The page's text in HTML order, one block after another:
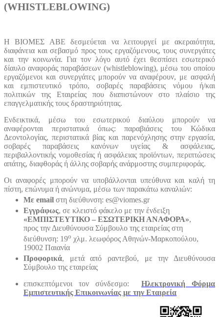
(WHISTLEBLOWING)
Η ΒΙΟΜΕΣ ΑΒΕ δεσμεύεται να λειτουργεί με ακεραιότητα,
διαφάνεια και σεβασμό προς τους εργαζόμενους, τους συνεργάτες
και την κοινωνία. Για τον λόγο αυτό έχει θεσπίσει εσωτερικό
δίαυλο αναφοράς παραβάσεων (whistleblowing), μέσω του οποίου
εργαζόμενοι και συνεργάτες μπορούν να αναφέρουν, με ασφαλή
και εμπιστευτικό τρόπο, σοβαρές παραβάσεις νόμου ή/και
πολιτικών της Εταιρείας που διαπιστώνουν στο πλαίσιο της
επαγγελματικής τους δραστηριότητας.
Ενδεικτικά, μέσω του εσωτερικού διαύλου μπορούν να
αναφέρονται περιστατικά όπως: παραβιάσεις του Κώδικα
Δεοντολογίας, περιστατικά βίας και παρενόχλησης στην εργασία,
σοβαρές παραβάσεις κανόνων υγείας & ασφάλειας,
περιβαλλοντικής νομοθεσίας ή ασφάλειας προϊόντων, περιπτώσεις
απάτης, διαφθοράς ή άλλης σοβαρής ανάρμοστης συμπεριφοράς.
Οι αναφορές μπορούν να υποβάλλονται υπεύθυνα και καλή τη
πίστη, επώνυμα ή ανώνυμα, μέσω των παρακάτω καναλιών:
Με email στη διεύθυνση: es@viomes.gr
Εγγράφως, σε κλειστό φάκελο με την ένδειξη
«ΕΜΠΙΣΤΕΥΤΙΚΟ – ΕΣΩΤΕΡΙΚΗ ΑΝΑΦΟΡΑ»,
προς την Διευθύνουσα Σύμβουλο της εταιρείας στη
διεύθυνση: 19ο χλμ. λεωφόρος Αθηνών-Μαρκοπούλου,
19002 Παιανία
Προφορικά, μετά από ραντεβού, με την Διευθύνουσα
Σύμβουλο της εταιρείας
επισκεπτόμενοι τον σύνδεσμο:
Ηλεκτρονική Φόρμα
Εμπιστευτικής Επικοινωνίας με την Εταιρεία